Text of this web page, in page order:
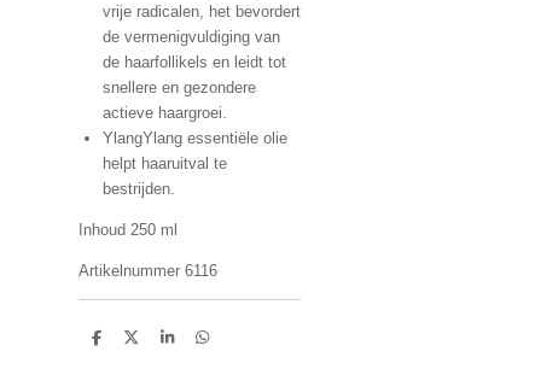
vrije radicalen, het bevordert
de vermenigvuldiging van
de haarfollikels en leidt tot
snellere en gezondere
actieve haargroei.
YlangYlang essentiële olie
helpt haaruitval te
bestrijden.
Inhoud 250 ml
Artikelnummer 6116
D
D
S
D